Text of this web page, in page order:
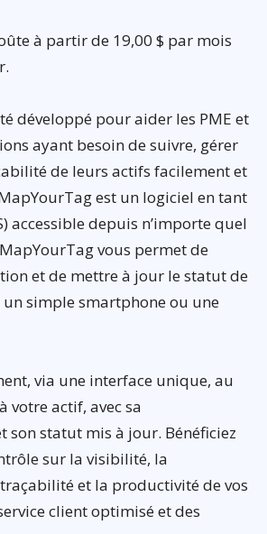
à partir de 19,00 $ par mois
développé pour aider les PME et
ayant besoin de suivre, gérer
de leurs actifs facilement et
est un logiciel en tant
accessible depuis n’importe quel
vous permet de
et de mettre à jour le statut de
simple smartphone ou une
via une interface unique, au
votre actif, avec sa
son statut mis à jour. Bénéficiez
sur la visibilité, la
et la productivité de vos
client optimisé et des